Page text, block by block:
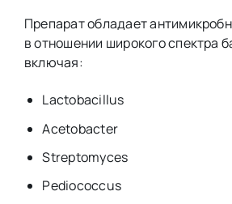
Препарат обладает
в отношении широкого спектра
включая:
Lactobacillus
Acetobacter
Streptomyces
Pediococcus